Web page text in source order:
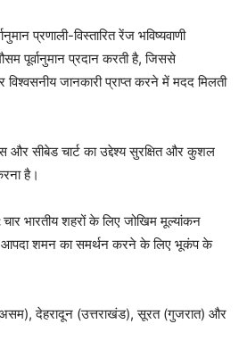
प्रणाली-विस्तारित रेंज भविष्यवाणी
पूर्वानुमान प्रदान करती है, जिससे
जानकारी प्राप्त करने में मदद मिलती
सीबेड चार्ट का उद्देश्य सुरक्षित और कुशल
है।
चार भारतीय शहरों के लिए जोखिम मूल्यांकन
आपदा शमन का समर्थन करने के लिए भूकंप के
(असम), देहरादून (उत्तराखंड), सूरत (गुजरात) और